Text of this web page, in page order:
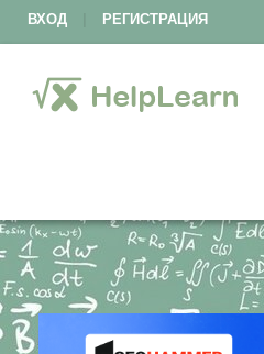
ВХОД РЕГИСТРАЦИЯ